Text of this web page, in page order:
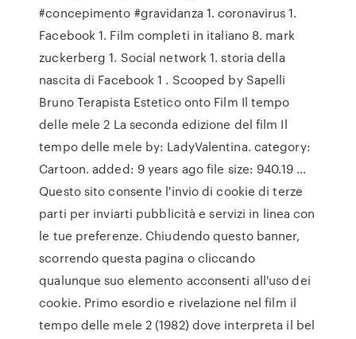
#concepimento #gravidanza 1. coronavirus 1.
Facebook 1. Film completi in italiano 8. mark
zuckerberg 1. Social network 1. storia della
nascita di Facebook 1 . Scooped by Sapelli
Bruno Terapista Estetico onto Film Il tempo
delle mele 2 La seconda edizione del film Il
tempo delle mele by: LadyValentina. category:
Cartoon. added: 9 years ago file size: 940.19 …
Questo sito consente l'invio di cookie di terze
parti per inviarti pubblicità e servizi in linea con
le tue preferenze. Chiudendo questo banner,
scorrendo questa pagina o cliccando
qualunque suo elemento acconsenti all'uso dei
cookie. Primo esordio e rivelazione nel film il
tempo delle mele 2 (1982) dove interpreta il bel